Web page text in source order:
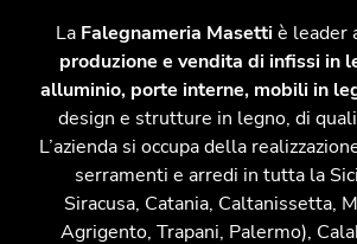
La Falegnameria Masettiè leader
produzione e vendita di infissi in
alluminio, porte interne, mobili in
design e strutture in legno, di
L’azienda si occupa della
serramenti e arredi in tutta la
Siracusa, Catania, Caltanissetta,
Agrigento, Trapani, Palermo),